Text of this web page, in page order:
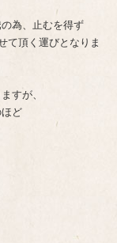
為、止むを得ず
て頂く運びとなりま
すが、
ど